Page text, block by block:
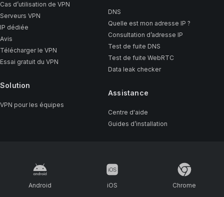
Cas d’utilisation de VPN
Serveurs VPN
IP dédiée
Avis
Télécharger le VPN
Essai gratuit du VPN
Solution
VPN pour les équipes
DNS
Quelle est mon adresse IP ?
Consultation d’adresse IP
Test de fuite DNS
Test de fuite WebRTC
Data leak checker
Assistance
Centre d'aide
Guides d’installation
Android iOS Chrome